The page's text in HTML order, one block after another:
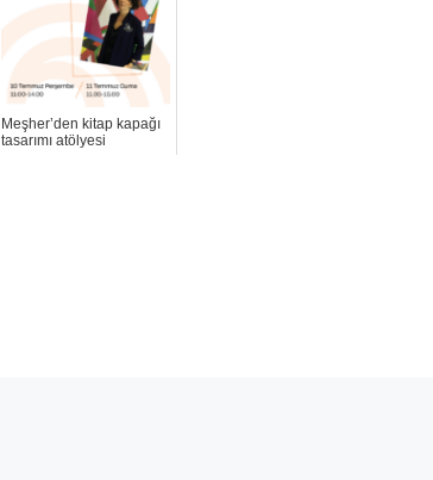
Meşher’den kitap kapağı
tasarımı atölyesi